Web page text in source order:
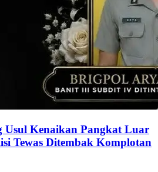
Usul Kenaikan Pangkat Luar
Tewas Ditembak Komplotan